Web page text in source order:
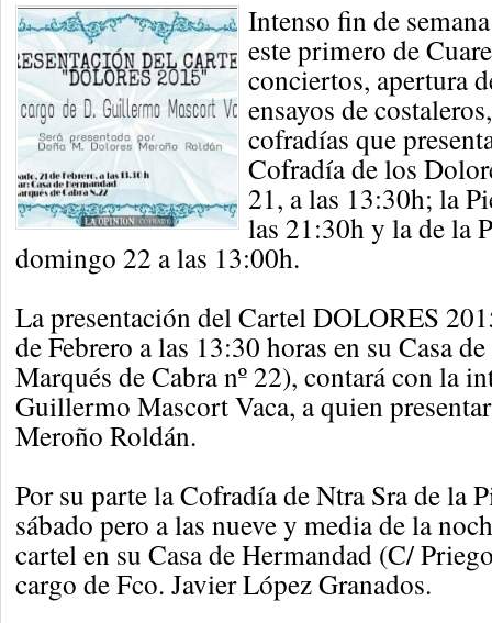
Intenso fin de
este primero de
conciertos, apertura
ensayos de
cofradías que
Cofradía de los
21, a las 13:30h; la
las 21:30h y la de la
domingo 22 a las 13:00h.
La presentación del Cartel DOLORES
de Febrero a las 13:30 horas en su Casa
Marqués de Cabra nº 22), contará con la
Guillermo Mascort Vaca, a quien
Meroño Roldán.
Por su parte la Cofradía de Ntra Sra de la
sábado pero a las nueve y media de la
cartel en su Casa de Hermandad (C/
cargo de Fco. Javier López Granados.